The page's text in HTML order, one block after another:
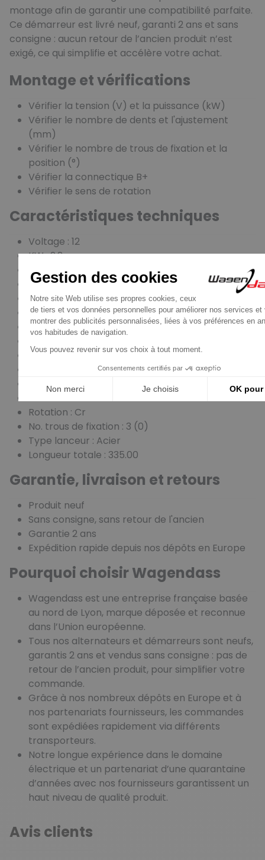
montage afin de garantir une compatibilité parfaite.
Ce démarreur est livré neuf, garanti 2 ans et sans
consigne : aucun retour de l’ancien produit n’est
exigé, ce qui simplifie et accélère votre achat.
Montage et vérifications
Vérifier la tension (V) et la puissance (kW)
Vérifier le nombre de dents et l'ajustement
(mm)
Vérifier le nombre de trous de fixation et la
position (°)
Vérifier la connectique B+
Vérifier le sens de rotation
Caractéristiques techniques
Voltage : 12
KW : 2.8
Flasque montage : 89.00
Distance lanceur : 48.00
Distance/arrière : 227.00
Distance/avant : 95.00
No. de dents : 11
Type couronne : Dd
Distance : 89.50
Distance 2 : 127.00
Distance 3 : 89.50
Rotation : Cr
No. trous de fixation : 3 (0)
Type lanceur : Acier
Longueur totale : 335.00
Garantie, livraison et retours
Produit neuf
Sans consigne, sans retour de l'ancien
Garantie 2 ans
Expédition rapide depuis nos dépôts en Europe
Pourquoi choisir Wagendass
Wagendass est une entreprise française basée
au nord de Lyon, marque déposée et reconnue
dans l’Union européenne.
Tous nos alternateurs et démarreurs sont neufs,
garantis 2 ans et vendus sans consigne : pas de
retour de l’ancien produit, pour simplifier votre
commande.
Grâce à nos nombreux dépôts en Europe et à
nos partenariats fournisseurs, les commandes
sont expédiées rapidement via différents
transporteurs.
Notre longue expérience dans le domaine
électrique et un partenariat d’une quarantaine
d’années avec nos fournisseurs garantissent un
haut niveau de qualité produit.
Avis clients